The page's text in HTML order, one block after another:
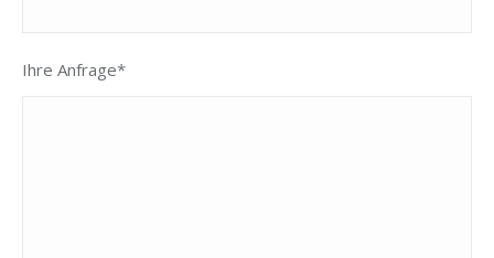
Ihre Anfrage*